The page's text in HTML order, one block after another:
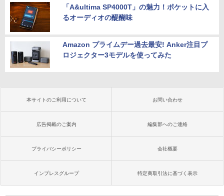
「A&ultima SP4000T」の魅力！ポケットに入
るオーディオの醍醐味
Amazon プライムデー過去最安! Anker注目プ
ロジェクター3モデルを使ってみた
本サイトのご利用について お問い合わせ
広告掲載のご案内 編集部へのご連絡
プライバシーポリシー 会社概要
インプレスグループ 特定商取引法に基づく表示